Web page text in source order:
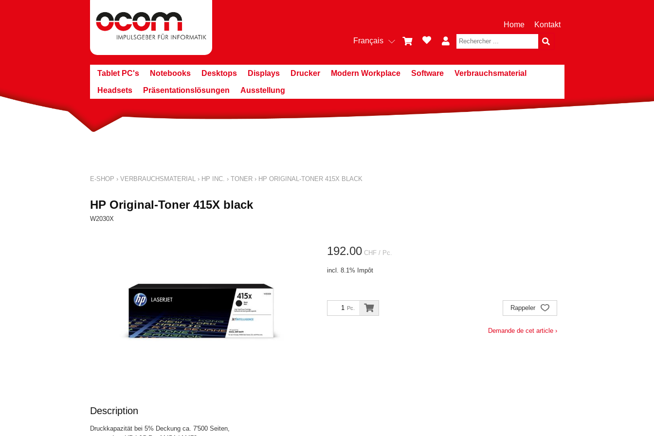
Home
Kontakt
Français
Tablet PC's Notebooks Desktops Displays Drucker Modern Workplace Software Verbrauchsmaterial
Headsets Präsentationslösungen Ausstellung
E-SHOP › VERBRAUCHSMATERIAL › HP INC. › TONER › HP ORIGINAL-TONER 415X BLACK
HP Original-Toner 415X black
W2030X
192.00 CHF / Pc.
incl. 8.1% Impôt
Pc. Rappeler
Demande de cet article ›
Description
Druckkapazität bei 5% Deckung ca. 7'500 Seiten,